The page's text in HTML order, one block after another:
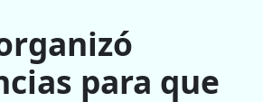
para que